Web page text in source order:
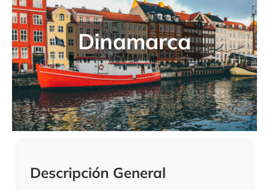
Dinamarca
Descripción General